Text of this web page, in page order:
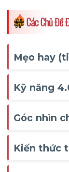
Các Chủ Đề
Mẹo hay
Kỹ năng
Góc nhìn
Kiến thức